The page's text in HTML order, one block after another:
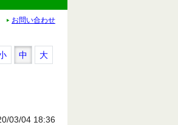
お問い合わせ
中 大
03/04 18:36